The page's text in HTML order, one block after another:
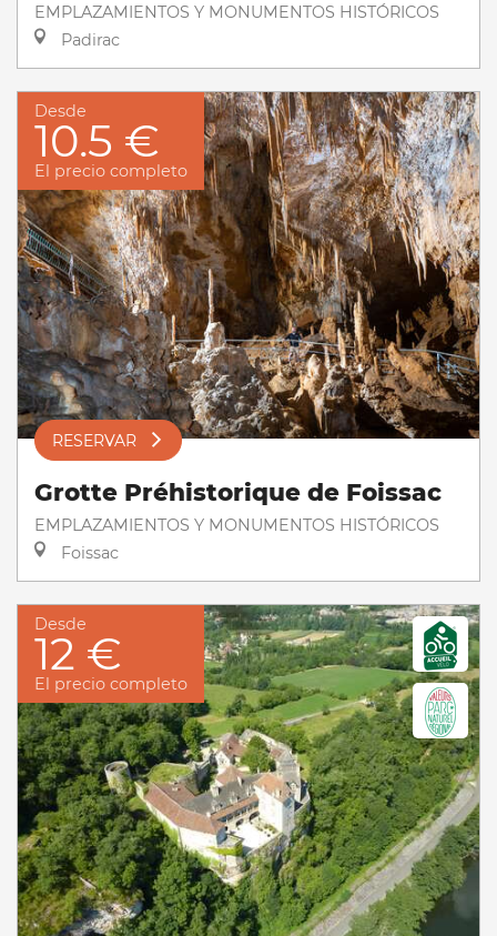
EMPLAZAMIENTOS Y MONUMENTOS HISTÓRICOS
Padirac
Desde
10.5 €
El precio completo
RESERVAR
Grotte Préhistorique de Foissac
EMPLAZAMIENTOS Y MONUMENTOS HISTÓRICOS
Foissac
Desde
12 €
El precio completo